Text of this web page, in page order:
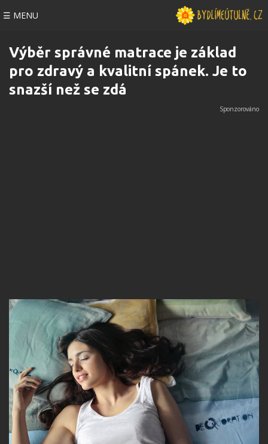
☰ MENU
Výběr správné matrace je základ
pro zdravý a kvalitní spánek. Je to
snazší než se zdá